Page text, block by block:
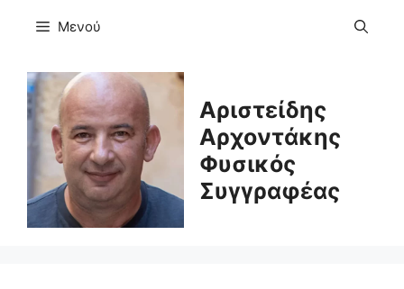
Μενού
Αριστείδης
Αρχοντάκης
Φυσικός
Συγγραφέας